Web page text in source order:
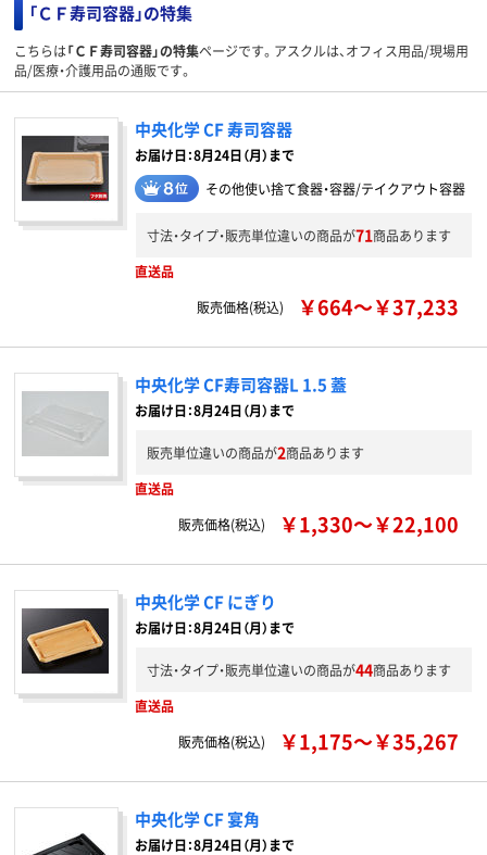
「ＣＦ寿司容器」の特集
こちらは「ＣＦ寿司容器」の特集ページです。アスクルは、オフィス用品/現場用
品/医療・介護用品の通販です。
中央化学 CF 寿司容器
お届け日：8月24日（月）まで
その他使い捨て食器・容器/テイクアウト容器
寸法・タイプ・販売単位違いの商品が71商品あります
直送品
販売価格(税込)
￥664～￥37,233
中央化学 CF寿司容器L 1.5 蓋
お届け日：8月24日（月）まで
販売単位違いの商品が2商品あります
直送品
販売価格(税込)
￥1,330～￥22,100
中央化学 CF にぎり
お届け日：8月24日（月）まで
寸法・タイプ・販売単位違いの商品が44商品あります
直送品
販売価格(税込)
￥1,175～￥35,267
中央化学 CF 宴角
お届け日：8月24日（月）まで